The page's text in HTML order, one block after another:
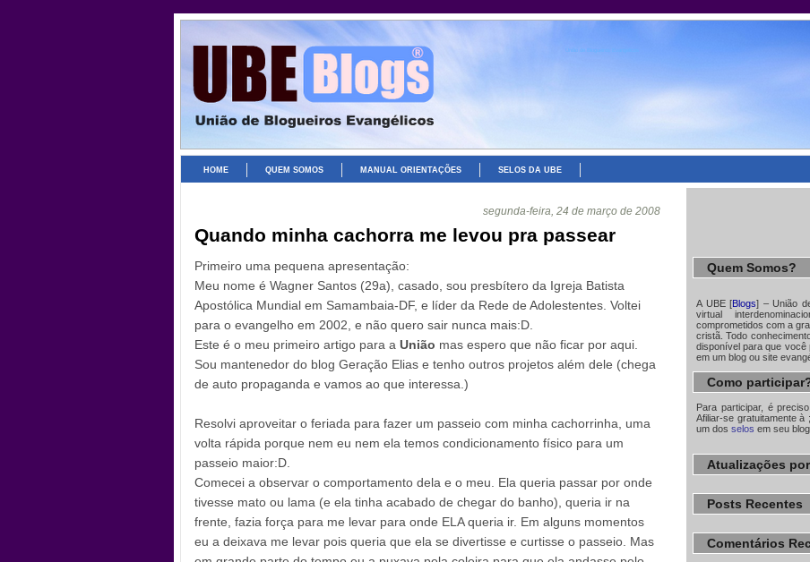
HOME QUEM SOMOS MANUAL ORIENTAÇÕES SELOS DA UBE
segunda-feira, 24 de março de 2008
Quando minha cachorra me levou pra passear
Primeiro uma pequena apresentação:
Meu nome é Wagner Santos (29a), casado, sou presbítero da Igreja Batista
Apostólica Mundial em Samambaia-DF, e líder da Rede de Adolestentes. Voltei
para o evangelho em 2002, e não quero sair nunca mais:D.
Este é o meu primeiro artigo para a União mas espero que não ficar por aqui.
Sou mantenedor do blog Geração Elias e tenho outros projetos além dele (chega
de auto propaganda e vamos ao que interessa.)
Resolvi aproveitar o feriada para fazer um passeio com minha cachorrinha, uma
volta rápida porque nem eu nem ela temos condicionamento físico para um
passeio maior:D.
Comecei a observar o comportamento dela e o meu. Ela queria passar por onde
tivesse mato ou lama (e ela tinha acabado de chegar do banho), queria ir na
frente, fazia força para me levar para onde ELA queria ir. Em alguns momentos
eu a deixava me levar pois queria que ela se divertisse e curtisse o passeio. Mas
Quem Somos?
A UBE [Blogs] – União
virtual
comprometidos com a
cristã. Todo
disponível para que você
em um blog ou site
Como
Para participar, é
Afiliar-se gratuitamente à
um dos selos em seu blog.
Atualizações
Posts Recentes
Comentários